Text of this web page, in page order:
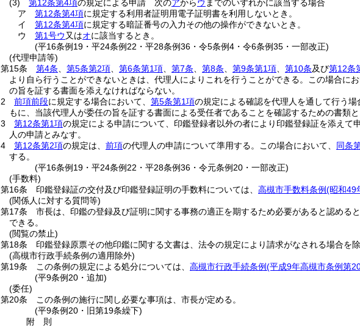
(3)
第12条第4項の規定による申請 次のアからウ までのいずれかに該当する場合
ア
第12条第4項に規定する利用者証明用電子証明書を利用しないとき。
イ
第12条第4項に規定する暗証番号の入力その他の操作ができないとき。
ウ
第1号ウ 又はオに該当するとき。
(平16条例19・平24条例22・平28条例36・令5条例4・令6条例35・一部改正)
(代理申請等)
第15条
第4条 第5条第2項 第6条第1項 第7条 第8条 第9条第1項 第10条及び第12条
より自ら行うことができないときは、代理人によりこれを行うことができる。
この場合にお
の旨を証する書面を添えなければならない。
2
前項前段に規定する場合において、 第5条第1項の規定による確認を代理人を通して行う場
もに、当該代理人が委任の旨を証する書面による受任者であることを確認するための書類
3
第12条第1項の規定による申請について、印鑑登録者以外の者により印鑑登録証を添え
人の申請とみなす。
4
第12条第2項の規定は、 前項の代理人の申請について準用する。 この場合において、 同条
する。
(平16条例19・平24条例22・平28条例36・令元条例20・一部改正)
(手数料)
第16条
印鑑登録証の交付及び印鑑登録証明の手数料については、 高槻市手数料条例(昭和49
(関係人に対する質問等)
第17条
市長は、印鑑の登録及び証明に関する事務の適正を期するため必要があると認める
できる。
(閲覧の禁止)
第18条
印鑑登録原票その他印鑑に関する文書は、法令の規定により請求がなされる場合を
(高槻市行政手続条例の適用除外)
第19条
この条例の規定による処分については、 高槻市行政手続条例(平成9年高槻市条例第
(平9条例20・追加)
(委任)
第20条
この条例の施行に関し必要な事項は、市長が定める。
(平9条例20・旧第19条繰下)
附 則